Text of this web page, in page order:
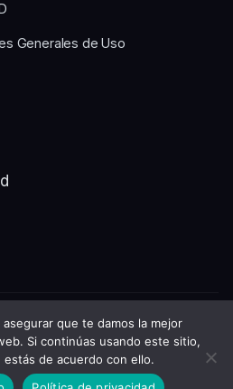
Generales de Uso
Todos los derechos reservados.
❤️ en WordPress
que te damos la mejor
Si continúas usando este sitio,
estás de acuerdo con ello.